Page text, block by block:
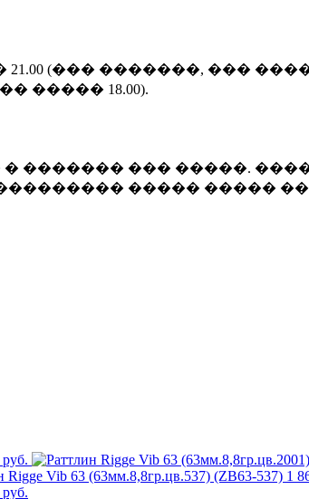
(��� �������, ���
����� 18.00).
������� ��� �����.
����� �����
Rigge Vib 63 (63мм.8,8гр.цв.537) (ZB63-537) 1